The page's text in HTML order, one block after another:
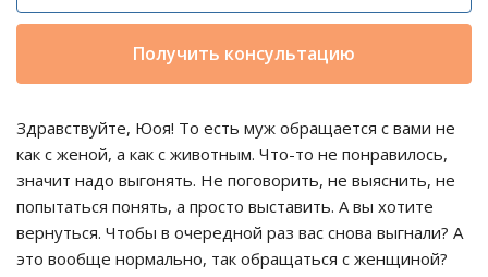
Получить консультацию
Здравствуйте, Юоя! То есть муж обращается с вами не
как с женой, а как с животным. Что-то не понравилось,
значит надо выгонять. Не поговорить, не выяснить, не
попытаться понять, а просто выставить. А вы хотите
вернуться. Чтобы в очередной раз вас снова выгнали? А
это вообще нормально, так обращаться с женщиной?